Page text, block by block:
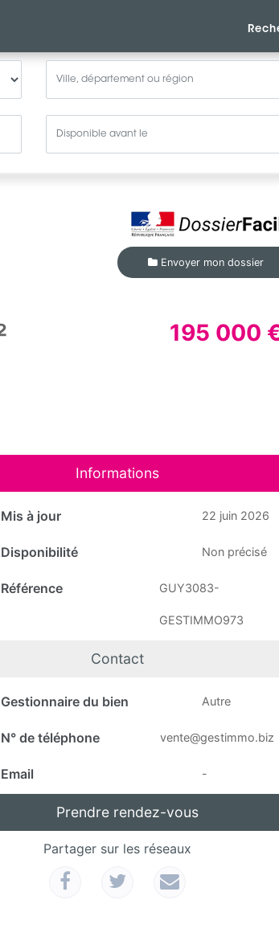
Envoyer mon dossier
195 000
Informations
Mis à jour 22 juin 2026
Disponibilité Non précisé
Référence GUY3083-
GESTIMMO973
Contact
Gestionnaire du bien Autre
N° de téléphone vente@gestimmo.biz
Email -
Prendre rendez-vous
Partager sur les réseaux